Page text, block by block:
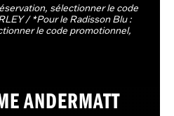
sélectionner le code
/ *Pour le Radisson Blu :
le code promotionnel,
ANDERMATT